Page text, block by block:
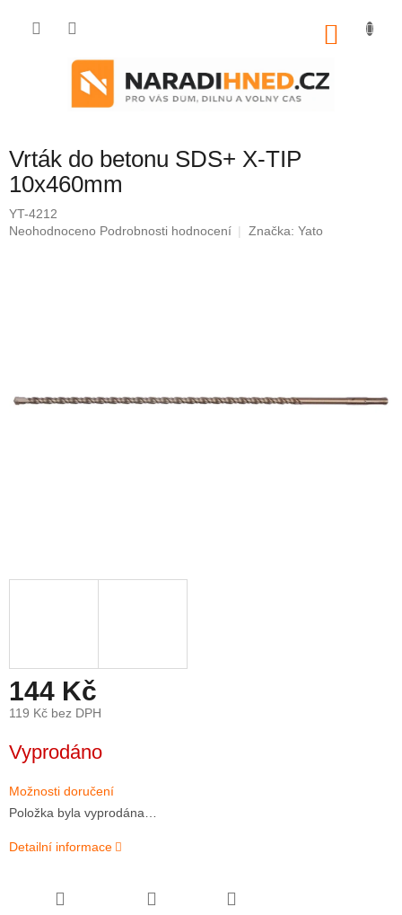
Vrták do betonu SDS+ X-TIP
10x460mm
YT-4212
Průměrné
Neohodnoceno Podrobnosti hodnocení Značka: Yato
144 Kč
119 Kč bez DPH
cena:
Vyprodáno
Možnosti doručení
Položka byla vyprodána…
Detailní informace